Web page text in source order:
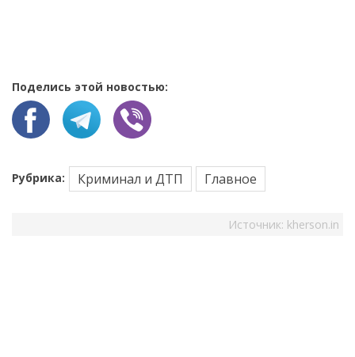
Поделись этой новостью:
Рубрика: Криминал и ДТП Главное
Источник: kherson.in